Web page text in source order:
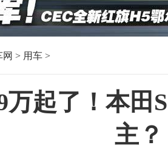
> 用车 >
万起了！本田
主？